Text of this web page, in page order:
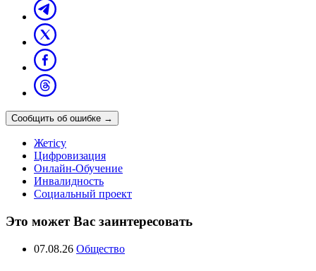
Сообщить об ошибке →
Жетісу
Цифровизация
Онлайн-Обучение
Инвалидность
Социальный проект
Это может Вас заинтересовать
07.08.26 Общество